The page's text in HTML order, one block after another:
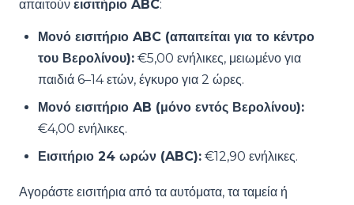
απαιτούν εισιτήριο ABC:
Μονό εισιτήριο ABC (απαιτείται για το κέντρο
του Βερολίνου): €5,00 ενήλικες, μειωμένο για
παιδιά 6–14 ετών, έγκυρο για 2 ώρες.
Μονό εισιτήριο AB (μόνο εντός Βερολίνου):
€4,00 ενήλικες.
Εισιτήριο 24 ωρών (ABC): €12,90 ενήλικες.
Αγοράστε εισιτήρια από τα αυτόματα, τα ταμεία ή